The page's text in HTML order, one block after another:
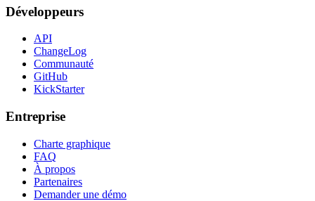
Développeurs
API
ChangeLog
Communauté
GitHub
KickStarter
Entreprise
Charte graphique
FAQ
À propos
Partenaires
Demander une démo